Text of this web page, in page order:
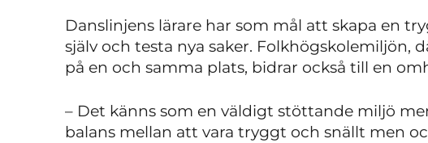
Danslinjens lärare har som mål att skapa en
själv och testa nya saker. Folkhögskolemiljön,
på en och samma plats, bidrar också till en
– Det känns som en väldigt stöttande miljö
balans mellan att vara tryggt och snällt men